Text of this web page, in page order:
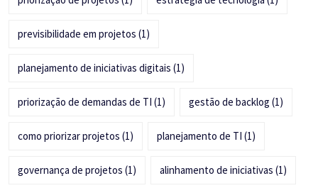
previsibilidade em projetos (1)
planejamento de iniciativas digitais (1)
priorização de demandas de TI (1) gestão de backlog (1)
como priorizar projetos (1) planejamento de TI (1)
governança de projetos (1) alinhamento de iniciativas (1)